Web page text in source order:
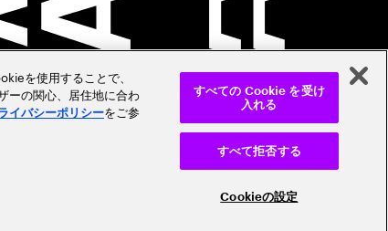
を使用することで、
ーの関心、居住地に合わ
イバシーポリシーをご参
Cookieの設定
すべて拒否する
すべての Cookie を受け
入れる